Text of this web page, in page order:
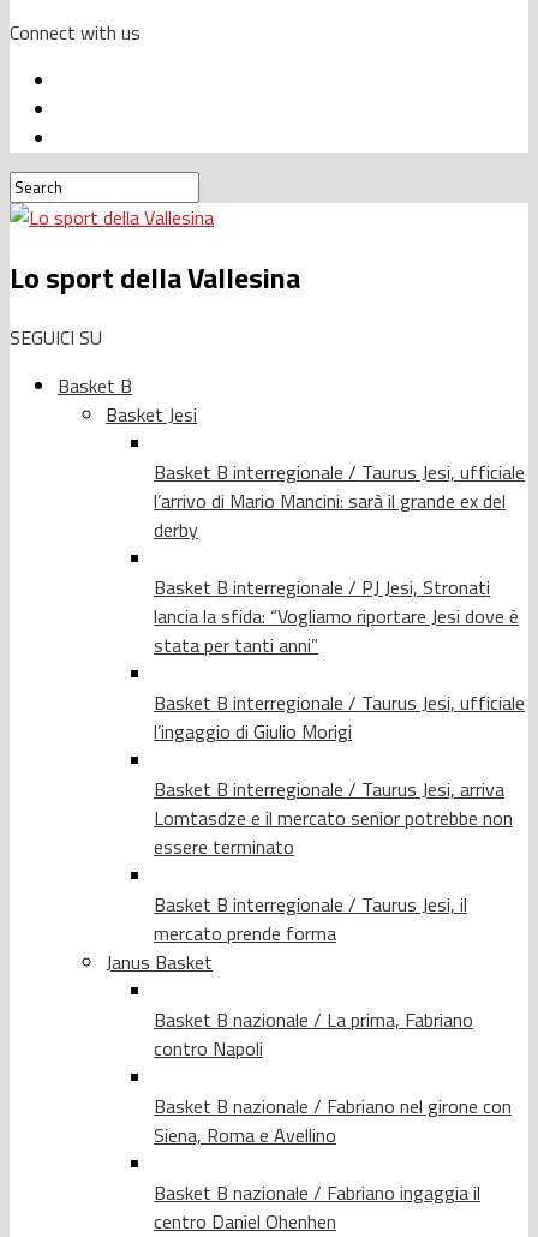
Connect with us
Lo sport della Vallesina
SEGUICI SU
Basket B
Basket Jesi
Basket B interregionale / Taurus Jesi, ufficiale
l’arrivo di Mario Mancini: sarà il grande ex del
derby
Basket B interregionale / PJ Jesi, Stronati
lancia la sfida: “Vogliamo riportare Jesi dove è
stata per tanti anni”
Basket B interregionale / Taurus Jesi, ufficiale
l’ingaggio di Giulio Morigi
Basket B interregionale / Taurus Jesi, arriva
Lomtasdze e il mercato senior potrebbe non
essere terminato
Basket B interregionale / Taurus Jesi, il
mercato prende forma
Janus Basket
Basket B nazionale / La prima, Fabriano
contro Napoli
Basket B nazionale / Fabriano nel girone con
Siena, Roma e Avellino
Basket B nazionale / Fabriano ingaggia il
centro Daniel Ohenhen